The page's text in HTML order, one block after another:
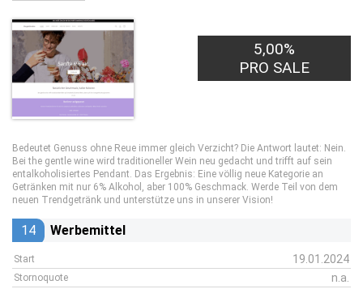
5,00%
PRO SALE
Bedeutet Genuss ohne Reue immer gleich Verzicht? Die Antwort lautet: Nein.
Bei the gentle wine wird traditioneller Wein neu gedacht und trifft auf sein
entalkoholisiertes Pendant. Das Ergebnis: Eine völlig neue Kategorie an
Getränken mit nur 6% Alkohol, aber 100% Geschmack. Werde Teil von dem
neuen Trendgetränk und unterstütze uns in unserer Vision!
14 Werbemittel
Start 19.01.2024
Stornoquote n.a.